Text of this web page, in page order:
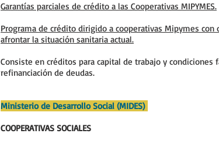
Garantías parciales de crédito a las Cooperativas MIPYMES.
Programa de crédito dirigido a cooperativas Mipymes con
afrontar la situación sanitaria actual.
Consiste en créditos para capital de trabajo y condiciones
refinanciación de deudas.
Ministerio de Desarrollo Social (MIDES)
COOPERATIVAS SOCIALES